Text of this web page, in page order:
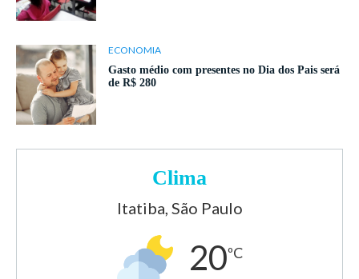
ECONOMIA
Gasto médio com presentes no Dia dos Pais será
de R$ 280
Clima
Itatiba, São Paulo
20ºC